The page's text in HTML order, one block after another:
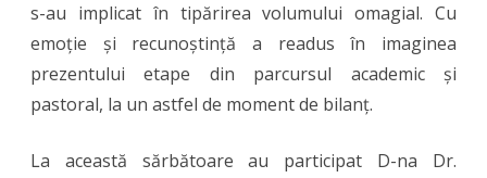
s-au implicat în tipărirea volumului omagial. Cu
emoție și recunoștință a readus în imaginea
prezentului etape din parcursul academic și
pastoral, la un astfel de moment de bilanț.
La această sărbătoare au participat D-na Dr.